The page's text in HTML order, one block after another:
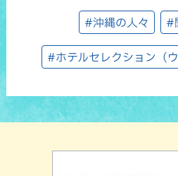
#沖縄の人々 #
#ホテルセレクション（